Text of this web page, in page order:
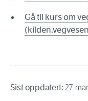
Gå til kurs om
Sist oppdatert: 27.